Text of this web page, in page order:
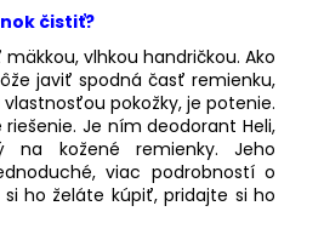
čistiť?
vlhkou handričkou. Ako
javiť spodná časť remienku,
pokožky, je potenie.
Je ním deodorant Heli,
na kožené remienky. Jeho
viac podrobností o
si ho želáte kúpiť, pridajte si ho